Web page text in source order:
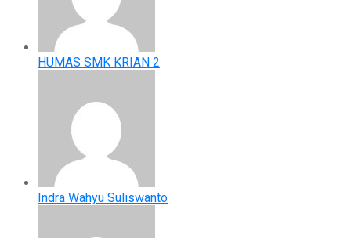
HUMAS SMK KRIAN 2
Indra Wahyu Suliswanto